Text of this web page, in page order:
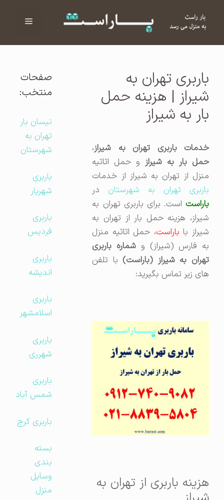
فهرست
باربری تهران به
شیراز | هزینه حمل
بار به شیراز
خدمات باربری تهران به شیراز،
حمل بار به شیرازو حمل اثاثیه
منزل از تهران به شیراز از خدمات
باربری تهران به شهرستاندر
باراست است. برای باربری تهران به
شیراز، هزینه حمل بار از تهران به
شیراز باباراست، حمل اثاثیه منزل
به فارس (شیراز) وشماره باربری
تهران به شیراز (باراست)با تلفن
های زیر تماس بگیرید:
هزینه باربری از تهران به
صفحات
منتخب:
نیسان بار
تهران به
شهرستان
باربری
شهریار
باربری
فردیس
باربری
اندیشه
باربری
اسلامشهر
باربری
شهرری
باربری
شمس آباد
باربری کرج
بسته
بندی
وسایل
منزل